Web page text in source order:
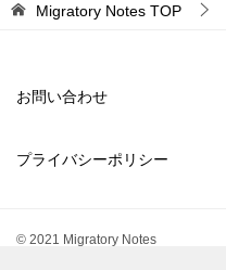
Migratory Notes TOP
お問い合わせ
プライバシーポリシー
© 2021 Migratory Notes